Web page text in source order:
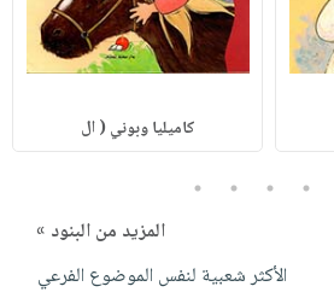
كاميليا وبوني ( ال
2
3
4
5
المزيد من البنود »
الأكثر شعبية لنفس الموضوع الفرعي